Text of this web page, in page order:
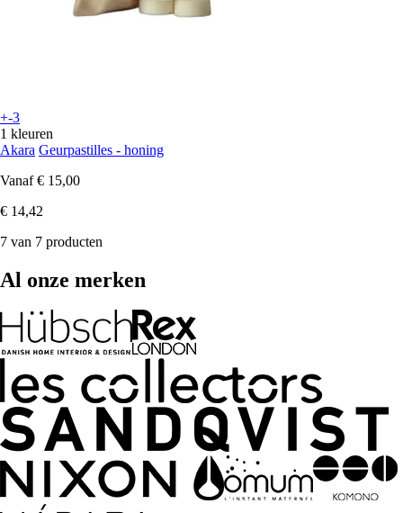
+-3
1 kleuren
Akara Geurpastilles - honing
Vanaf € 15,00
€ 14,42
7 van 7 producten
Al onze merken